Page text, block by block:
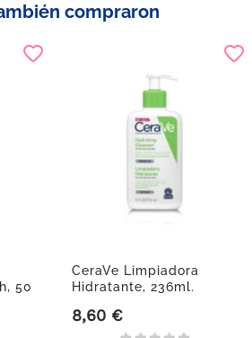
compraron
50
CeraVe Limpiadora
Hidratante, 236ml.
Precio
8,60 €